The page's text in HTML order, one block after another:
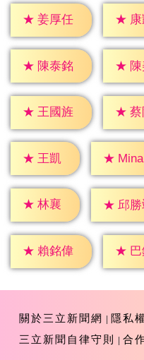
★ 姜厚任 ★
★ 陳泰銘 ★
★ 王國旌 ★
★ 王凱 ★ Mina
★ 林襄 ★ 邱勝
★ 賴銘偉 ★
關於三立新聞網
隱私
三立新聞自律守則
合